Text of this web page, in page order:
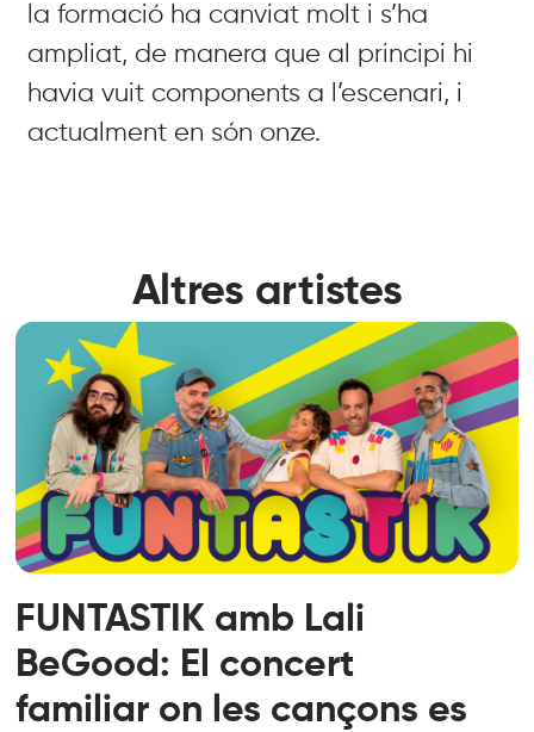
la formació ha canviat molt i s’ha
ampliat, de manera que al principi hi
havia vuit components a l’escenari, i
actualment en són onze.
Altres artistes
FUNTASTIK amb Lali
BeGood: El concert
familiar on les cançons es